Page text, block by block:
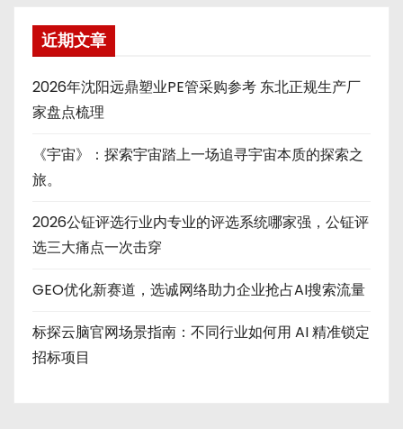
近期文章
2026年沈阳远鼎塑业PE管采购参考 东北正规生产厂
家盘点梳理
《宇宙》：探索宇宙踏上一场追寻宇宙本质的探索之
旅。
2026公钲评选行业内专业的评选系统哪家强，公钲评
选三大痛点一次击穿
GEO优化新赛道，选诚网络助力企业抢占AI搜索流量
标探云脑官网场景指南：不同行业如何用 AI 精准锁定
招标项目